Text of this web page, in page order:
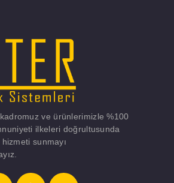
ve ürünlerimizle %100
ilkeleri doğrultusunda
sunmayı